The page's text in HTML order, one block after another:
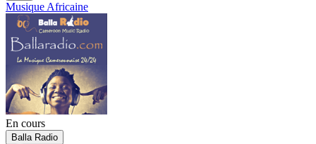
Musique Africaine
En cours
Balla Radio